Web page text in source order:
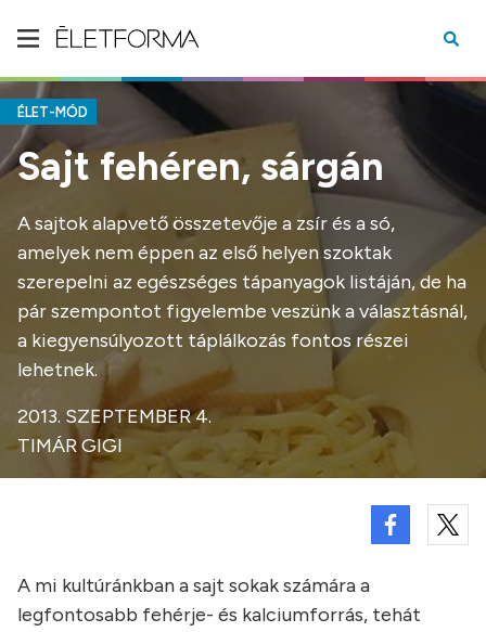
ÉLET-MÓD
Sajt fehéren, sárgán
A sajtok alapvető összetevője a zsír és a só,
amelyek nem éppen az első helyen szoktak
szerepelni az egészséges tápanyagok listáján, de ha
pár szempontot figyelembe veszünk a választásnál,
a kiegyensúlyozott táplálkozás fontos részei
lehetnek.
2013. SZEPTEMBER 4.
TIMÁR GIGI
A mi kultúránkban a sajt sokak számára a
legfontosabb fehérje- és kalciumforrás, tehát